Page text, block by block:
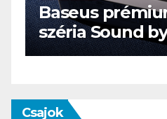
AUDIO IT MŰSZAKI
ENDORFY VIRO
Csajok